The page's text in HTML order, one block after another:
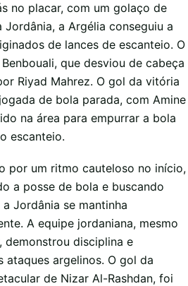
no placar, com um golaço de
Jordânia, a Argélia conseguiu a
de lances de escanteio. O
que desviou de cabeça
Riyad Mahrez. O gol da vitória
de bola parada, com Amine
na área para empurrar a bola
escanteio.
por um ritmo cauteloso no início,
a posse de bola e buscando
Jordânia se mantinha
A equipe jordaniana, mesmo
demonstrou disciplina e
ataques argelinos. O gol da
de Nizar Al-Rashdan, foi